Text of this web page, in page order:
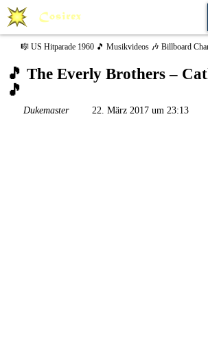
🎼 US Hitparade 1960 🎵 Musikvideos 🎶 Billboard
🎵 The Everly Brothers –
🎵
Dukemaster 22. März 2017 um 23:13